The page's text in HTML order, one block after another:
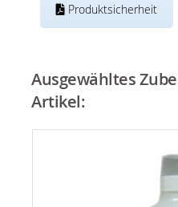
Produktsicherheit
Ausgewähltes
Artikel: